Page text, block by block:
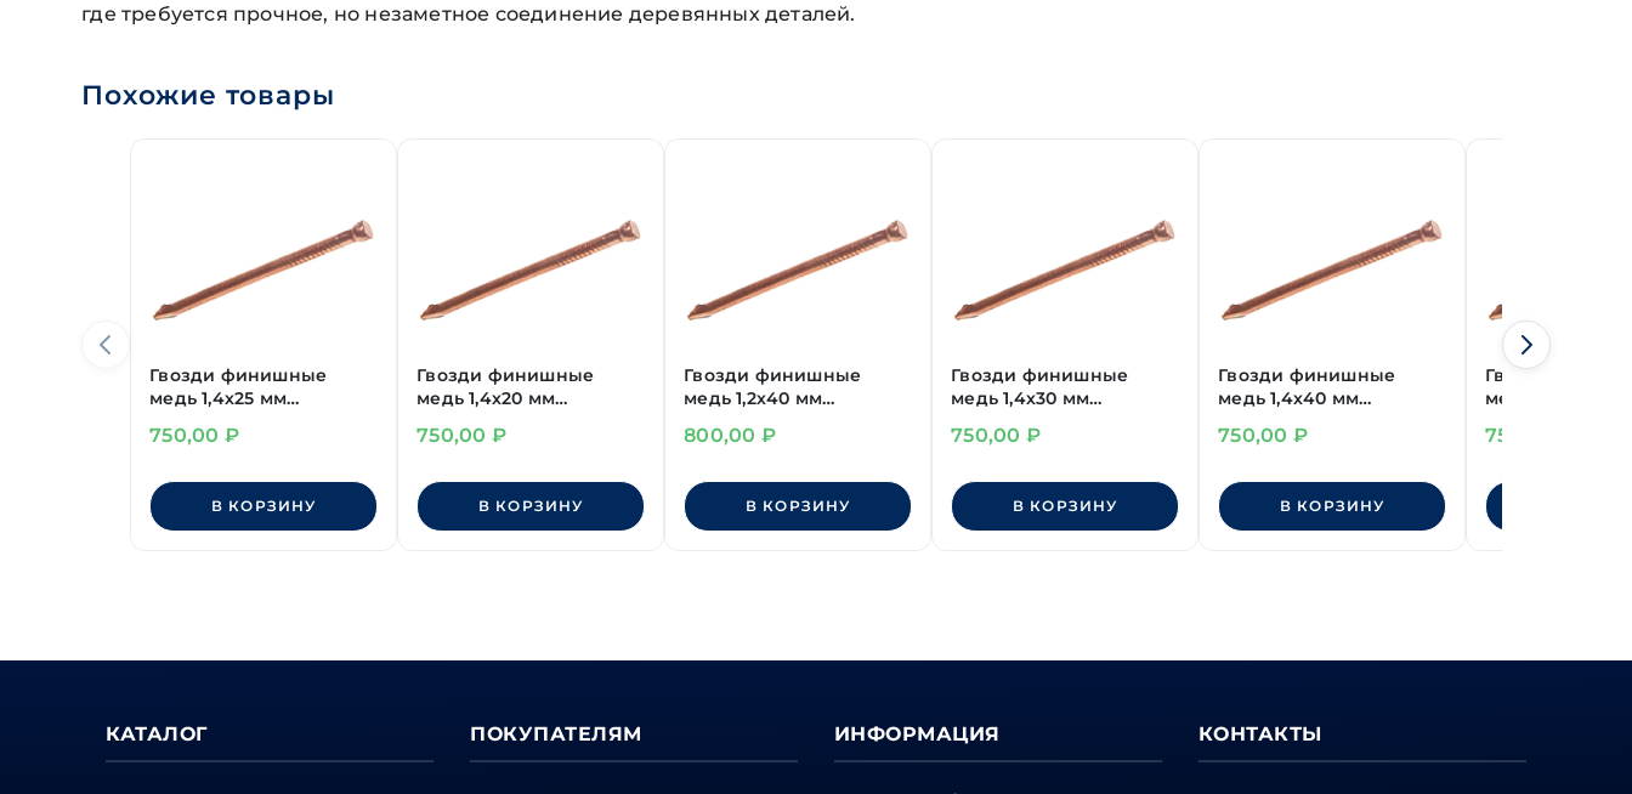
где требуется прочное, но незаметное соединение деревянных деталей.
Похожие товары
Гвозди финишные
медь 1,4х25 мм
750,00 ₽
В КОРЗИНУ
Гвозди финишные
медь 1,4х20 мм
750,00 ₽
В КОРЗИНУ
Гвозди финишные
медь 1,2х40 мм
800,00 ₽
В КОРЗИНУ
Гвозди финишные
медь 1,4х30 мм
750,00 ₽
В КОРЗИНУ
Гвозди финишные
медь 1,4х40 мм
750,00 ₽
В КОРЗИНУ
Гвозди
медь 1,4х45 мм
750,00
КАТАЛОГ ПОКУПАТЕЛЯМ ИНФОРМАЦИЯ КОНТАКТЫ